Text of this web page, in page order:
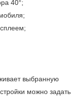
40°;
выбранную
можно задать